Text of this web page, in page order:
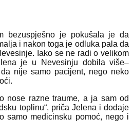
bezuspješno je pokušala je da
i nakon toga je odluka pala da
Iako se ne radi o velikom
je u Nevesinju dobila više
nije samo pacijent, nego neko
nose razne traume, a ja sam od
toplinu“, priča Jelena i dodaje
samo medicinsku pomoć, nego i